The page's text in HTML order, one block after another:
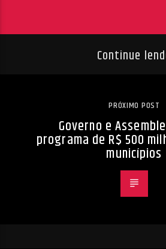
Continue
PRÓXIMO POST
Governo e
programa de R$ 500
municípios